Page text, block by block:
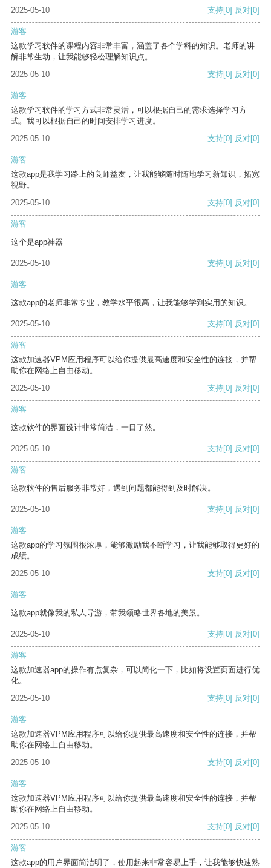
2025-05-10
支持[0] 反对[0]
游客
这款学习软件的课程内容非常丰富，涵盖了各个学科的知识。老师的讲
解非常生动，让我能够轻松理解知识点。
2025-05-10
支持[0] 反对[0]
游客
这款学习软件的学习方式非常灵活，可以根据自己的需求选择学习方
式。我可以根据自己的时间安排学习进度。
2025-05-10
支持[0] 反对[0]
游客
这款app是我学习路上的良师益友，让我能够随时随地学习新知识，拓宽
视野。
2025-05-10
支持[0] 反对[0]
游客
这个是app神器
2025-05-10 支持[0] 反对[0]
游客
这款app的老师非常专业，教学水平很高，让我能够学到实用的知识。
2025-05-10 支持[0] 反对[0]
游客
这款加速器VPM应用程序可以给你提供最高速度和安全性的连接，并帮
助你在网络上自由移动。
2025-05-10
支持[0] 反对[0]
游客
这款软件的界面设计非常简洁，一目了然。
2025-05-10 支持[0] 反对[0]
游客
这款软件的售后服务非常好，遇到问题都能得到及时解决。
2025-05-10 支持[0] 反对[0]
游客
这款app的学习氛围很浓厚，能够激励我不断学习，让我能够取得更好的
成绩。
2025-05-10
支持[0] 反对[0]
游客
这款app就像我的私人导游，带我领略世界各地的美景。
2025-05-10 支持[0] 反对[0]
游客
这款加速器app的操作有点复杂，可以简化一下，比如将设置页面进行优
化。
2025-05-10
支持[0] 反对[0]
游客
这款加速器VPM应用程序可以给你提供最高速度和安全性的连接，并帮
助你在网络上自由移动。
2025-05-10
支持[0] 反对[0]
游客
这款加速器VPM应用程序可以给你提供最高速度和安全性的连接，并帮
助你在网络上自由移动。
2025-05-10
支持[0] 反对[0]
游客
这款app的用户界面简洁明了，使用起来非常容易上手，让我能够快速熟